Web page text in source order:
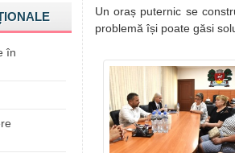
în
Un oraș puternic se
problemă își poate găsi